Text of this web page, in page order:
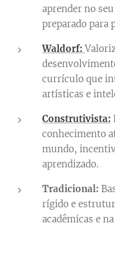
aprender no
preparado para
Waldorf:
currículo que
artísticas e
Construtivista:
conhecimento
mundo,
aprendizado.
Tradicional:
rígido e
acadêmicas e